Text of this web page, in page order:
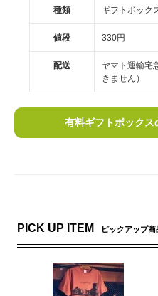
種類 ギフトボック
値段 330円
配送
ヤマト運輸宅
きません）
有料ギフトボックス
PICK UP ITEM ピックアップ商